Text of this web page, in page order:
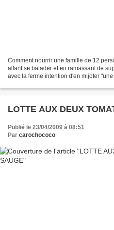
Comment nourrir une famille de 12
allant se balader et en ramassant de
avec la ferme intention d'en mijoter
LOTTE AUX DEUX
Publié le 23/04/2009 à 08:51
Par carochococo